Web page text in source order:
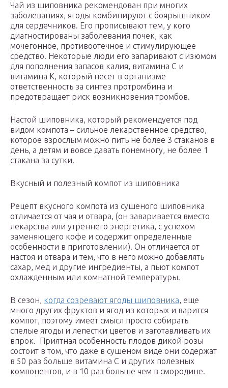
Чай из шиповника рекомендован при многих
заболеваниях, ягоды комбинируют с боярышником
для сердечников. Его прописывают тем, у кого
диагностированы заболевания почек, как
мочегонное, противоотечное и стимулирующее
средство. Некоторые люди его запаривают с изюмом
для пополнения запасов калия, витамина С и
витамина К, который несет в организме
ответственность за синтез протромбина и
предотвращает риск возникновения тромбов.
Настой шиповника, который рекомендуется под
видом компота – сильное лекарственное средство,
которое взрослым можно пить не более 3 стаканов в
день, а детям и вовсе давать понемногу, не более 1
стакана за сутки.
Вкусный и полезный компот из шиповника
Рецепт вкусного компота из сушеного шиповника
отличается от чая и отвара, (он заваривается вместо
лекарства или утреннего энергетика, с успехом
заменяющего кофе и содержит определенные
особенности в приготовлении). Он отличается от
настоя и отвара и тем, что в него можно добавлять
сахар, мед и другие ингредиенты, а пьют компот
охлажденным или комнатной температуры.
В сезон, когда созревают ягоды шиповника, еще
много других фруктов и ягод из которых и варится
компот, поэтому имеет смысл просто собирать
спелые ягоды и лепестки цветов и заготавливать их
впрок. Приятная особенность плодов дикой розы
состоит в том, что даже в сушеном виде они содержат
в 50 раз больше витамина С и других полезных
компонентов, и в 10 раз больше чем в смородине.